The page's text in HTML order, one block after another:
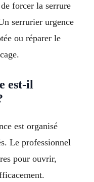
forcer la serrure
serrurier urgence
ou réparer le
est-il
est organisé
Le professionnel
pour ouvrir,